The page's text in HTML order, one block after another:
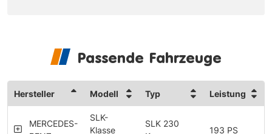
Passende Fahrzeuge
Hersteller Modell Typ Leistung
MERCEDES-
SLK-
Klasse
SLK 230
193 PS